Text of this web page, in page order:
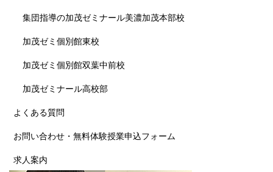
集団指導の加茂ゼミナール美濃加茂本部校
加茂ゼミ個別館東校
加茂ゼミ個別館双葉中前校
加茂ゼミナール高校部
よくある質問
お問い合わせ・無料体験授業申込フォーム
求人案内